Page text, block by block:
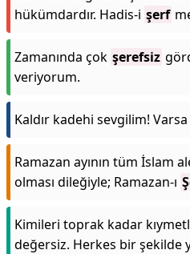
hükümdardır. Hadis-i şerf
Zamanında çok şerefsiz
veriyorum.
Kaldır kadehi sevgilim! Varsa
Ramazan ayının tüm İslam
olması dileğiyle; Ramazan-ı
Kimileri toprak kadar
değersiz. Herkes bir şekilde